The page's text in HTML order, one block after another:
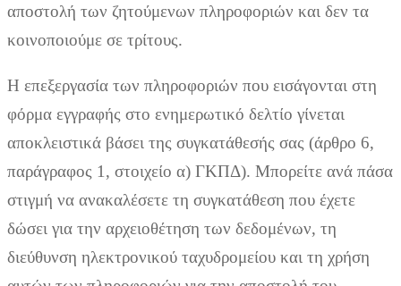
αποστολή των ζητούμενων πληροφοριών και δεν τα
κοινοποιούμε σε τρίτους.
Η επεξεργασία των πληροφοριών που εισάγονται στη
φόρμα εγγραφής στο ενημερωτικό δελτίο γίνεται
αποκλειστικά βάσει της συγκατάθεσής σας (άρθρο 6,
παράγραφος 1, στοιχείο α) ΓΚΠΔ). Μπορείτε ανά πάσα
στιγμή να ανακαλέσετε τη συγκατάθεση που έχετε
δώσει για την αρχειοθέτηση των δεδομένων, τη
διεύθυνση ηλεκτρονικού ταχυδρομείου και τη χρήση